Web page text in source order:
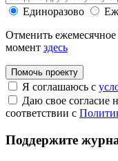
Единоразово
Отменить
момент здесь
Помочь проекту
Я соглашаюсь с
Даю свое согласие
соответствии с
Поддержите